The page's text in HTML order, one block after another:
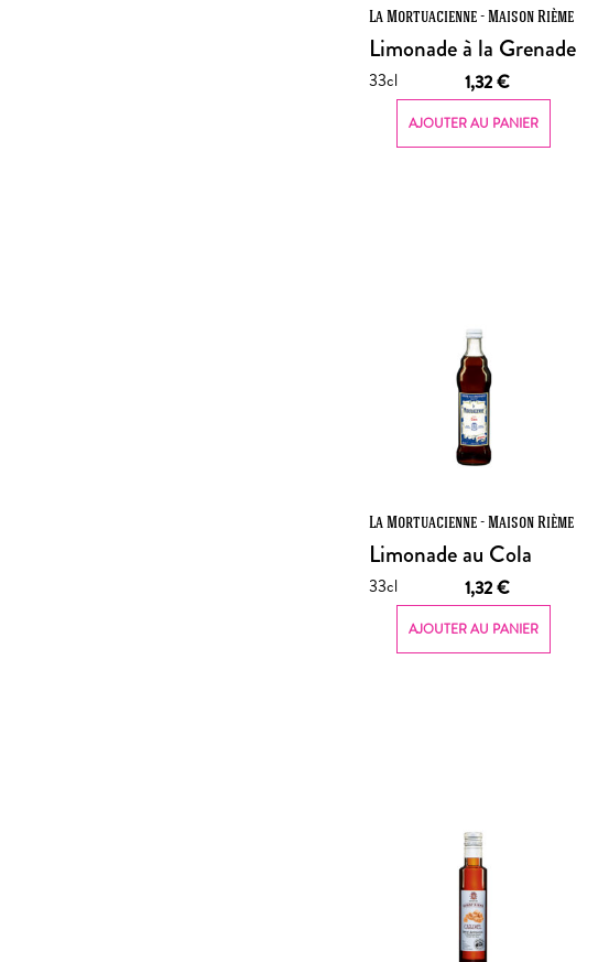
La Mortuacienne - Maison Rième
Limonade à la Grenade
33cl 1,32€
AJOUTER AU PANIER
La Mortuacienne - Maison Rième
Limonade au Cola
33cl 1,32€
AJOUTER AU PANIER